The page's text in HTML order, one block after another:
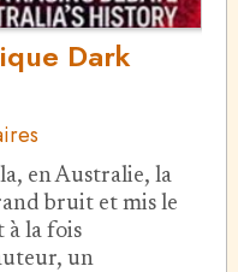
Dark
en Australie, la
bruit et mis le
à la fois
un